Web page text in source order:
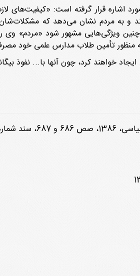
اشاره قرار گرفته است: «کیفیت‌های
به مردم نشان می‌دهد که مشکلات‌شان
ویژگی‌هایی مشهور شود «مردم» وی
منظور تأمین طلاب مدارس علمی خود
خواهند کرد، چون آنها با... نفوذ
1356